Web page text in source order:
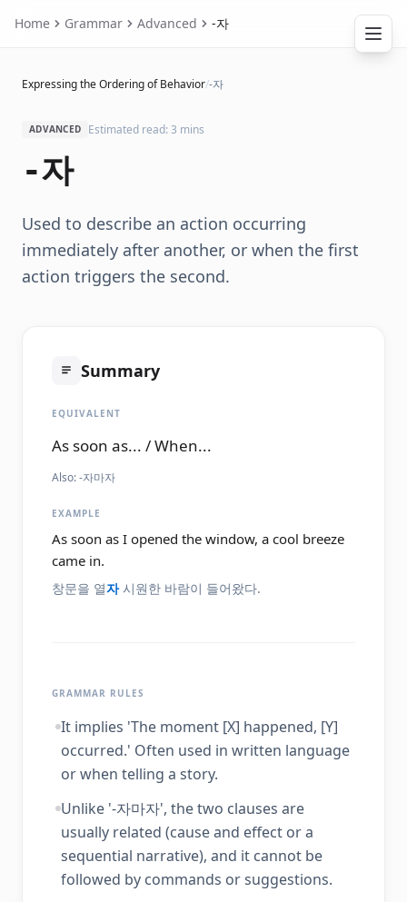
Home Grammar Advanced -자
Expressing the Ordering of Behavior/-자
ADVANCED Estimated read: 3 mins
-자
Used to describe an action occurring
immediately after another, or when the first
action triggers the second.
Summary
EQUIVALENT
As soon as... / When...
Also:-자마자
EXAMPLE
As soon as I opened the window, a cool breeze
came in.
창문을 열자시원한 바람이 들어왔다.
GRAMMAR RULES
It implies 'The moment [X] happened, [Y]
occurred.' Often used in written language
or when telling a story.
Unlike '-자마자', the two clauses are
usually related (cause and effect or a
sequential narrative), and it cannot be
followed by commands or suggestions.